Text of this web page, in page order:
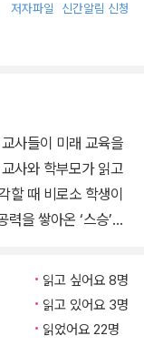
구』(문학과지성사, 1
랑스 상징주의와 초
『어린 왕자』(열화
서 『말과 시간의 깊
퇴임 후 왕성한 출판
문예중앙 ; 난다, 201
정기의 파리』(2010),
레 브르통의 『초현실
의 우울』(문학 동네,
저자파일 신간알림 신청
사와 학부모가 읽고
보게 된다면 그야말로
민이 뜻을 모아 촛불을
령에 대한 탄핵을 이
읽고 싶어요 8명
읽고 있어요 3명
읽었어요 22명